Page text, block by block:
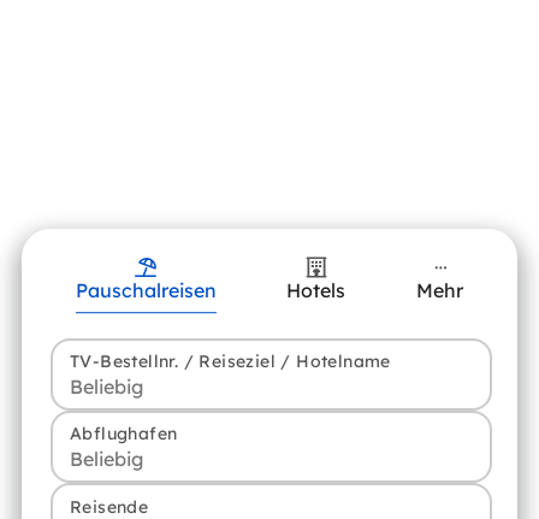
Pauschalreisen Hotels Mehr
TV-Bestellnr. / Reiseziel / Hotelname
Abflughafen
Reisende